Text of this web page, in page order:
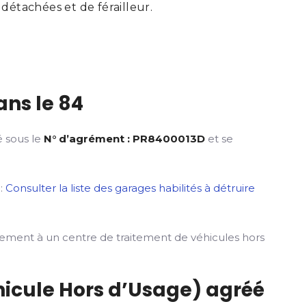
et de férailleur.
le 84
sous le N° d’agrément : PR8400013D et se
Consulter la liste des garages habilités à détruire
à un centre de traitement de véhicules hors
Hors d’Usage) agréé